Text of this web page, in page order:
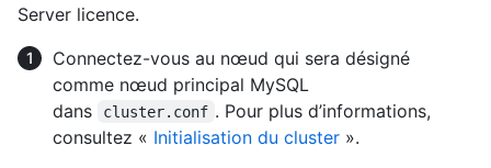
Server licence.
Connectez-vous au nœud qui sera désigné
comme nœud principal MySQL
dans
cluster.conf . Pour plus d’informations,
consultez « Initialisation du cluster ».